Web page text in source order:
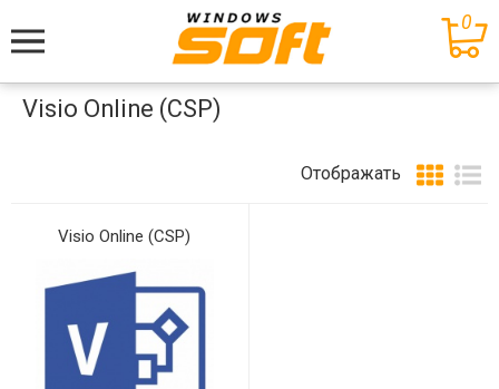
Меню
0
Visio Online (CSP)
Отображать
Visio Online (CSP)